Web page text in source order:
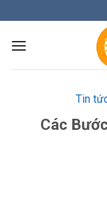
to
content
Tin
Các